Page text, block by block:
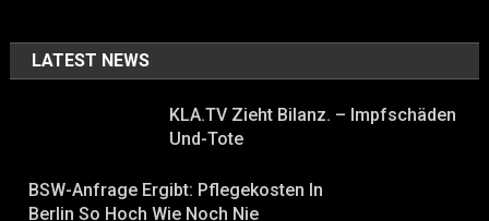
LATEST NEWS
KLA.TV Zieht Bilanz. – Impfschäden
Und-Tote
BSW-Anfrage Ergibt: Pflegekosten In
Berlin So Hoch Wie Noch Nie